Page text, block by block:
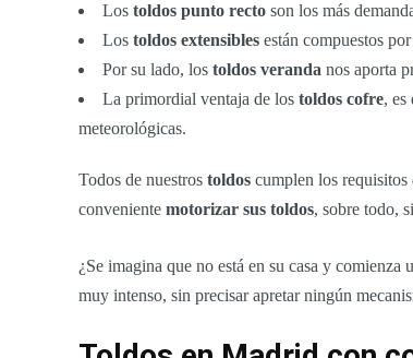
Los toldos punto recto son los más
Los toldos extensibles están compuestos
Por su lado, los toldos veranda nos aporta
La primordial ventaja de los toldos cofre, es
meteorológicas.
Todos de nuestros toldos cumplen los
conveniente motorizar sus toldos, sobre todo,
¿Se imagina que no está en su casa y comienza
muy intenso, sin precisar apretar ningún